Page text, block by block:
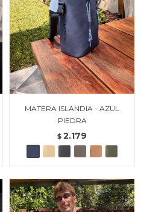
MATERA ISLANDIA - AZUL
PIEDRA
$ 2.179